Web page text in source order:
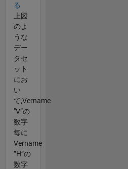
る
上図
のよ
うな
デー
タセ
ット
にお
い
て,Vername
"V”の
数字
毎に
Vername
”H”の
数字